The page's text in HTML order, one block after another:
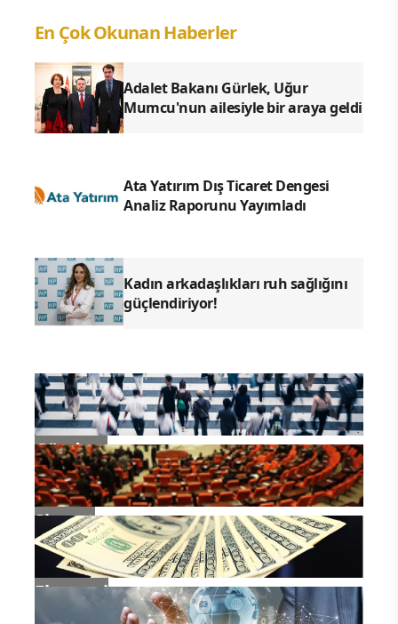
En Çok Okunan Haberler
Adalet Bakanı Gürlek, Uğur
Mumcu'nun ailesiyle bir araya geldi
Ata Yatırım Dış Ticaret Dengesi
Analiz Raporunu Yayımladı
Kadın arkadaşlıkları ruh sağlığını
güçlendiriyor!
Gündem
Siyaset
Ekonomi